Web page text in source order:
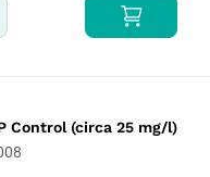
Control (circa 25 mg/l)